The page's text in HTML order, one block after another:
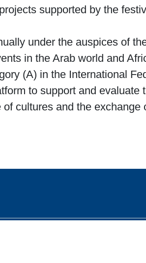
supported by the
under the auspices of
in the Arab world and
(A) in the International
to support and evaluate
cultures and the exchange